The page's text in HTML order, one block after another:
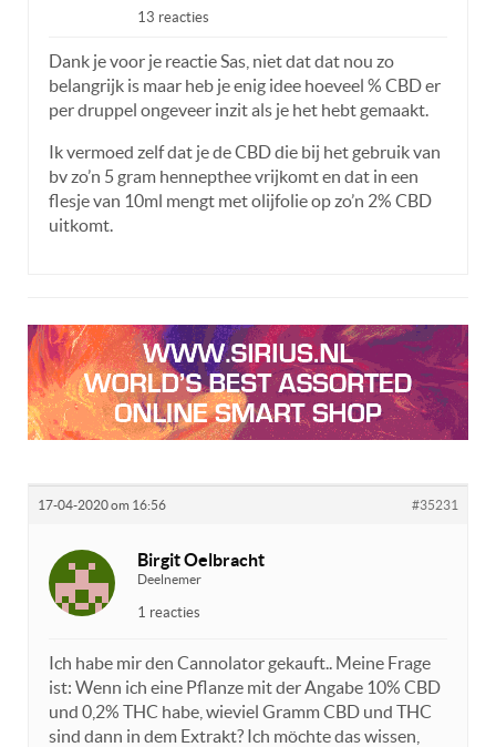
13 reacties
Dank je voor je reactie Sas, niet dat dat nou zo
belangrijk is maar heb je enig idee hoeveel % CBD er
per druppel ongeveer inzit als je het hebt gemaakt.
Ik vermoed zelf dat je de CBD die bij het gebruik van
bv zo’n 5 gram hennepthee vrijkomt en dat in een
flesje van 10ml mengt met olijfolie op zo’n 2% CBD
uitkomt.
17-04-2020 om 16:56 #35231
Birgit Oelbracht
Deelnemer
1 reacties
Ich habe mir den Cannolator gekauft.. Meine Frage
ist: Wenn ich eine Pflanze mit der Angabe 10% CBD
und 0,2% THC habe, wieviel Gramm CBD und THC
sind dann in dem Extrakt? Ich möchte das wissen,